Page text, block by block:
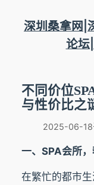
深圳桑拿网|
论坛
不同价位
与性价比之
2025-06-18
一、SPA会所
在繁忙的都市